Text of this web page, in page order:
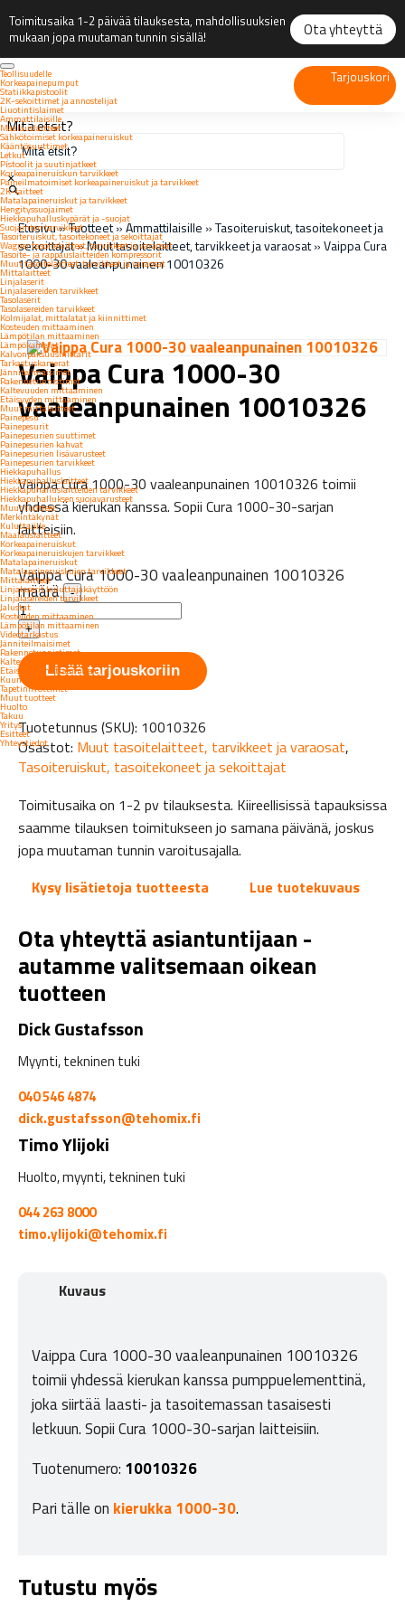
Toimitusaika 1-2 päivää tilauksesta, mahdollisuuksien
mukaan jopa muutaman tunnin sisällä!
Ota yhteyttä
Teollisuudelle
Korkeapainepumput
Statiikkapistoolit
2K-sekoittimet ja annostelijat
Liuotintislaimet
Ammattilaisille
Maalauslaitteet
Sähkötoimiset korkeapaineruiskut
Kääntösuuttimet
Letkut
Pistoolit ja suutinjatkeet
Korkeapaineruiskun tarvikkeet
Paineilmatoimiset korkeapaineruiskut ja tarvikkeet
2K-laitteet
Matalapaineruiskut ja tarvikkeet
Hengityssuojaimet
Hiekkapuhalluskypärät ja -suojat
Suojainten tarvikkeet
Tasoiteruiskut, tasoitekoneet ja sekoittajat
Wagner tasoitelaitteet, tarvikkeet ja varaosat
Tasoite- ja rappauslaitteiden kompressorit
Muut tasoitelaitteet, tarvikkeet ja varaosat
Mittalaitteet
Linjalaserit
Linjalasereiden tarvikkeet
Tasolaserit
Tasolasereiden tarvikkeet
Kolmijalat, mittalatat ja kiinnittimet
Kosteuden mittaaminen
Lämpötilan mittaaminen
Lämpökamerat
Kalvonpaksuusmittarit
Tarkastuskamerat
Jänniteilmaisimet
Rakennetunnistimet
Kaltevuuden mittaaminen
Etäisyyden mittaaminen
Muut mittalaitteet
Painepesu
Painepesurit
Painepesurien suuttimet
Painepesurien kahvat
Painepesurien lisävarusteet
Painepesurien tarvikkeet
Hiekkapuhallus
Hiekkapuhalluslaitteet
Hiekkapuhalluslaitteiden tarvikkeet
Hiekkapuhalluksen suojavarusteet
Muut tuotteet
Merkintäkynät
Kuluttajille
Maalauslaitteet
Korkeapaineruiskut
Korkeapaineruiskujen tarvikkeet
Matalapaineruiskut
Matalapaineruiskujen tarvikkeet
Mittalaitteet
Linjalaserit kuluttajakäyttöön
Linjalasereiden tarvikkeet
Jalustat
Kosteuden mittaaminen
Lämpötilan mittaaminen
Videotarkastus
Jänniteilmaisimet
Rakennetunnistimet
Kaltevuuden mittaaminen
Etäisyyden mittaaminen
Kuumailmapuhaltimet
Tapetinirrottimet
Muut tuotteet
Huolto
Takuu
Yritys
Esitteet
Yhteystiedot
Tarjouskori
Mitä etsit?
×
Etusivu»Tuotteet»Ammattilaisille »Tasoiteruiskut, tasoitekoneet ja
sekoittajat»Muut tasoitelaitteet, tarvikkeet ja varaosat»Vaippa Cura
1000-30 vaaleanpunainen 10010326
Vaippa Cura 1000-30
vaaleanpunainen 10010326
Vaippa Cura 1000-30 vaaleanpunainen 10010326 toimii
yhdessä kierukan kanssa. Sopii Cura 1000-30-sarjan
laitteisiin.
Vaippa Cura 1000-30 vaaleanpunainen 10010326
määrä -
+
Lisää tarjouskoriin
Tuotetunnus (SKU): 10010326
Osastot: Muut tasoitelaitteet, tarvikkeet ja varaosat,
Tasoiteruiskut, tasoitekoneet ja sekoittajat
Toimitusaika on 1-2 pv tilauksesta. Kiireellisissä tapauksissa
saamme tilauksen toimitukseen jo samana päivänä, joskus
jopa muutaman tunnin varoitusajalla.
Kysy lisätietoja tuotteesta
Lue tuotekuvaus
Ota yhteyttä asiantuntijaan -
autamme valitsemaan oikean
tuotteen
Dick Gustafsson
Myynti, tekninen tuki
040 546 4874
dick.gustafsson@tehomix.fi
Timo Ylijoki
Huolto, myynti, tekninen tuki
044 263 8000
timo.ylijoki@tehomix.fi
Kuvaus
Vaippa Cura 1000-30 vaaleanpunainen 10010326
toimii yhdessä kierukan kanssa pumppuelementtinä,
joka siirtää laasti- ja tasoitemassan tasaisesti
letkuun. Sopii Cura 1000-30-sarjan laitteisiin.
Tuotenumero: 10010326
Pari tälle on kierukka 1000-30.
Tutustu myös